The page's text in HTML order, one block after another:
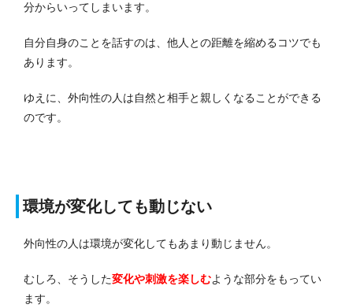
分からいってしまいます。
自分自身のことを話すのは、他人との距離を縮めるコツでも
あります。
ゆえに、外向性の人は自然と相手と親しくなることができる
のです。
環境が変化しても動じない
外向性の人は環境が変化してもあまり動じません。
むしろ、そうした変化や刺激を楽しむような部分をもってい
ます。